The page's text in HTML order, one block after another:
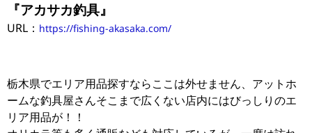
『アカサカ釣具』
URL： https://fishing-akasaka.com/
栃木県でエリア用品探すならここは外せません、アットホ
ームな釣具屋さんそこまで広くない店内にはびっしりのエ
リア用品が！！